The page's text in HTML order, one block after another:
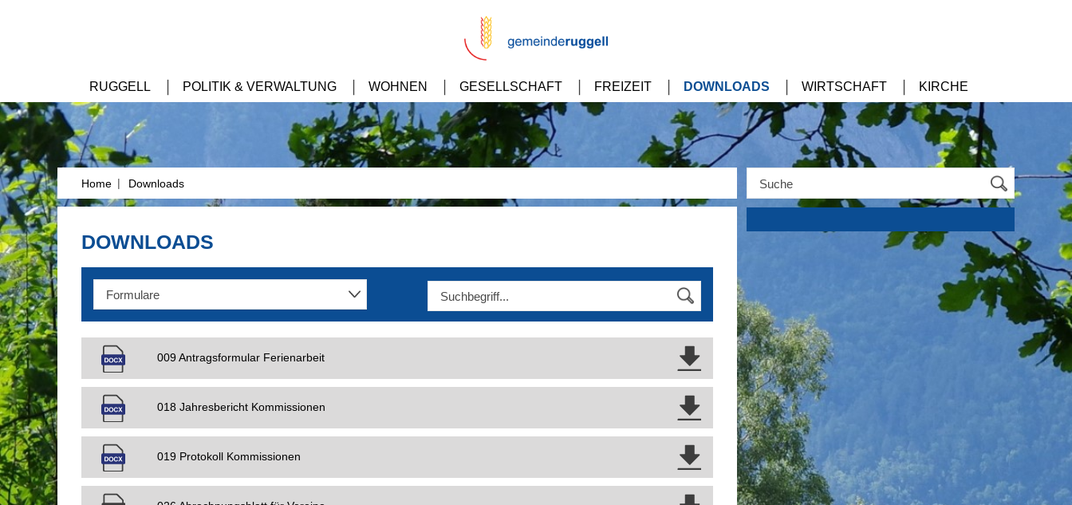
RUGGELL POLITIK & VERWALTUNG WOHNEN GESELLSCHAFT FREIZEIT DOWNLOADS WIRTSCHAFT KIRCHE
Home | Downloads
DOWNLOADS
009 Antragsformular Ferienarbeit
018 Jahresbericht Kommissionen
019 Protokoll Kommissionen